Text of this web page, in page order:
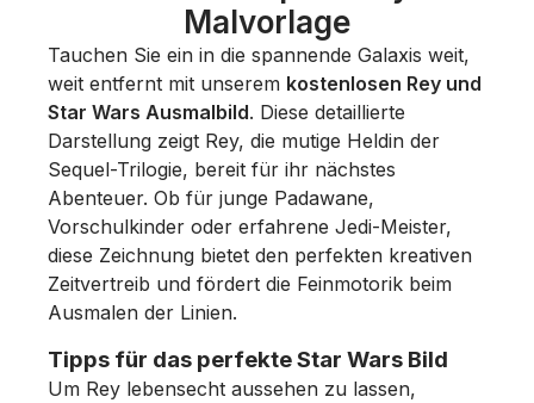
Malvorlage
Tauchen Sie ein in die spannende Galaxis weit,
weit entfernt mit unserem kostenlosen Rey und
Star Wars Ausmalbild. Diese detaillierte
Darstellung zeigt Rey, die mutige Heldin der
Sequel-Trilogie, bereit für ihr nächstes
Abenteuer. Ob für junge Padawane,
Vorschulkinder oder erfahrene Jedi-Meister,
diese Zeichnung bietet den perfekten kreativen
Zeitvertreib und fördert die Feinmotorik beim
Ausmalen der Linien.
Tipps für das perfekte Star Wars Bild
Um Rey lebensecht aussehen zu lassen,